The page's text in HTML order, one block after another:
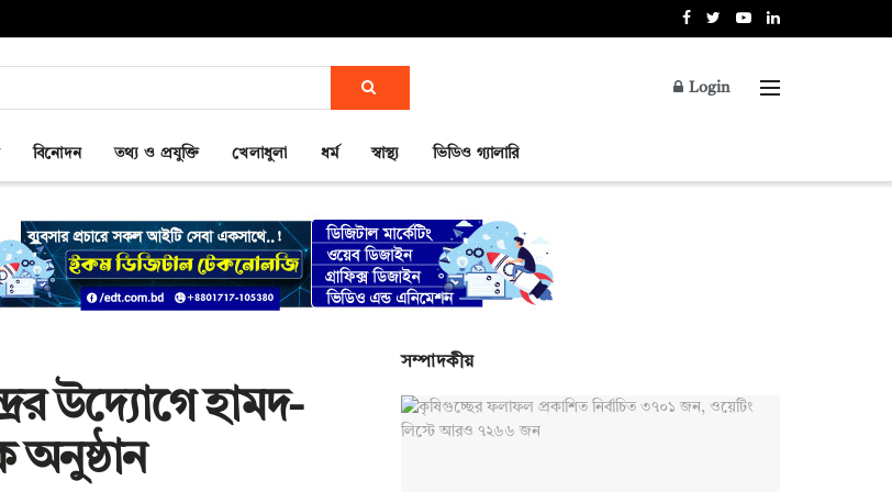
Login
বিনোদন তথ্য ও প্রযুক্তি খেলাধুলা ধর্ম স্বাস্থ্য ভিডিও গ্যালারি
উদ্যোগে হামদ-
অনুষ্ঠান
সম্পাদকীয়